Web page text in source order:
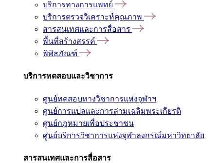
บริการทางการแพทย์
บริการตรวจวิเคราะห์คุณภาพ
สารสนเทศและการสื่อสาร
พื้นที่สร้างสรรค์
พิพิธภัณฑ์
บริการทดสอบและวิชาการ
ศูนย์ทดสอบทางวิชาการแห่งจุฬาฯ
ศูนย์การแปลและการล่ามเฉลิมพระเกียรติ
ศูนย์กฎหมายเพื่อประชาชน
ศูนย์บริการวิชาการแห่งจุฬาลงกรณ์มหาวิทยาลัย
สารสนเทศและการสื่อสาร